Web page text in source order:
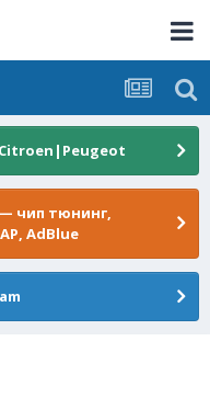
чип тюнинг,
AdBlue